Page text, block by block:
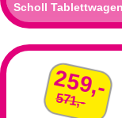
Scholl
259,-
571,-